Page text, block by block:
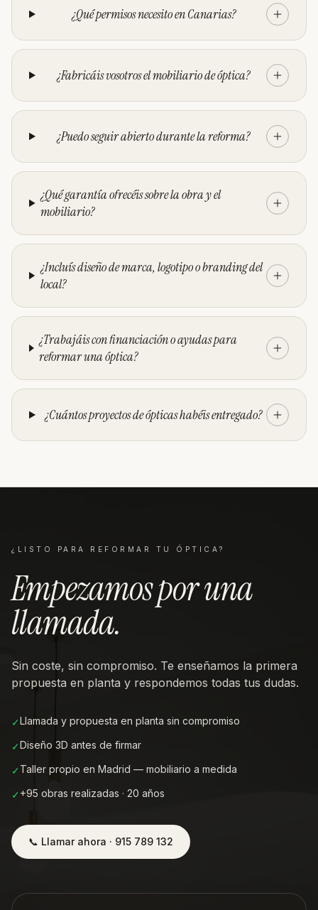
¿Qué permisos necesito en Canarias?
¿Fabricáis vosotros el mobiliario de óptica?
¿Puedo seguir abierto durante la reforma?
¿Qué garantía ofrecéis sobre la obra y el
mobiliario?
¿Incluís diseño de marca, logotipo o branding del
local?
¿Trabajáis con financiación o ayudas para
reformar una óptica?
¿Cuántos proyectos de ópticas habéis entregado?
¿LISTO PARA REFORMAR TU ÓPTICA ?
Empezamos por una
llamada.
Sin coste, sin compromiso. Te enseñamos la primera
propuesta en planta y respondemos todas tus dudas.
✓Llamada y propuesta en planta sin compromiso
✓Diseño 3D antes de firmar
✓Taller propio en Madrid — mobiliario a medida
✓+95 obras realizadas · 20 años
📞 Llamar ahora · 915 789 132